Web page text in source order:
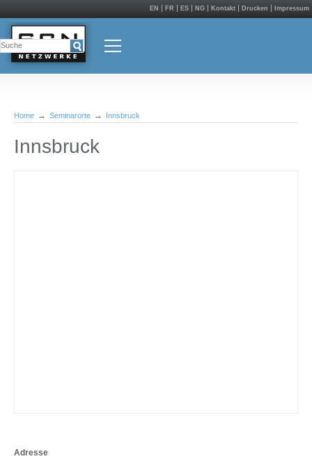
EN FR ES NG Kontakt Drucken Impressum
Home Seminarorte Innsbruck
Innsbruck
Adresse